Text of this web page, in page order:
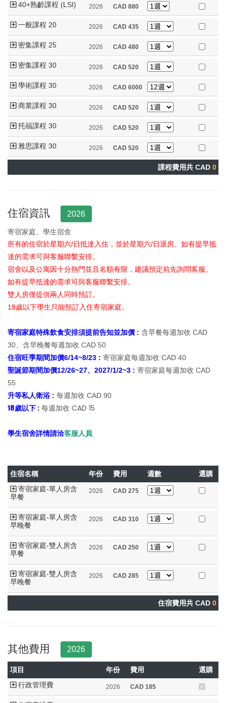
40+熟齡課程 (LSI)
2026 CAD 880
一般課程 20 2026 CAD 435
密集課程 25 2026 CAD 480
密集課程 30 2026 CAD 520
學術課程 30 2026 CAD 6000
商業課程 30 2026 CAD 520
托福課程 30 2026 CAD 520
雅思課程 30 2026 CAD 520
課程費用共 CAD 0
住宿資訊 2026
寄宿家庭、學生宿舍
所有的住宿於星期六/日抵達入住，並於星期六/日退房。如有提早抵
達的需求可與客服聯繫安排。
宿舍以及公寓因十分熱門並且名額有限，建議預定前先詢問客服。
如有提早抵達的需求可與客服聯繫安排。
雙人房僅提供兩人同時預訂。
18歲以下學生只能預訂入住寄宿家庭。
寄宿家庭特殊飲食安排須提前告知並加價 : 含早餐每週加收 CAD
30、含早晚餐每週加收 CAD 50
住宿旺季期間加價6/14~8/23 : 寄宿家庭每週加收 CAD 40
聖誕節期間加價12/26~27、2027/1/2~3 : 寄宿家庭每週加收 CAD
55
升等私人衛浴 : 每週加收 CAD 90
18歲以下 : 每週加收 CAD 15
學生宿舍詳情請洽客服人員
住宿名稱 年份 費用 週數
選購
寄宿家庭-單人房含
早餐
2026 CAD 275
寄宿家庭-單人房含
早晚餐
2026 CAD 310
寄宿家庭-雙人房含
早餐
2026 CAD 250
寄宿家庭-雙人房含
早晚餐
2026 CAD 285
住宿費用共 CAD 0
其他費用 2026
項目 年份 費用
選購
行政管理費
2026 CAD 185